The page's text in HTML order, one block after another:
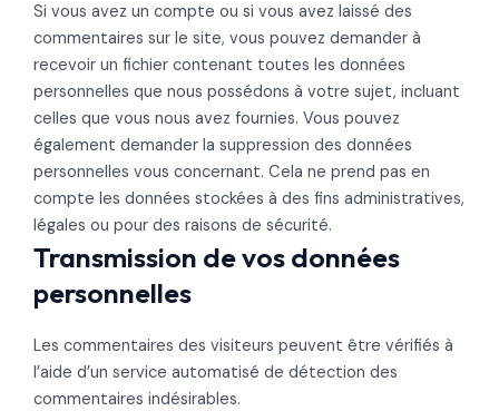
Si vous avez un compte ou si vous avez laissé des
commentaires sur le site, vous pouvez demander à
recevoir un fichier contenant toutes les données
personnelles que nous possédons à votre sujet, incluant
celles que vous nous avez fournies. Vous pouvez
également demander la suppression des données
personnelles vous concernant. Cela ne prend pas en
compte les données stockées à des fins administratives,
légales ou pour des raisons de sécurité.
Transmission de vos données
personnelles
Les commentaires des visiteurs peuvent être vérifiés à
l’aide d’un service automatisé de détection des
commentaires indésirables.